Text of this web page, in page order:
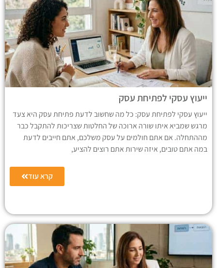
ייעוץ עסקי לפתיחת עסק
ייעוץ עסקי לפתיחת עסק: כל מה שחשוב לדעת פתיחת עסק היא צעד
מרגש שמביא איתו שורה ארוכה של החלטות שצריכות להתקבל כבר
מההתחלה. אם אתם חולמים על עסק משלכם, אתם חייבים לדעת
במה אתם טובים, איזה שירות אתם רוצים להציע,
קרא עוד